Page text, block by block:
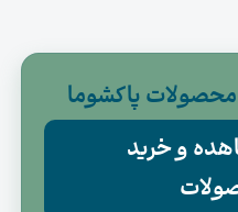
پاکشوما
و خرید